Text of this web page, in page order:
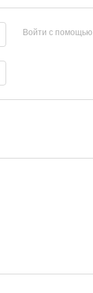
Войти с помощью